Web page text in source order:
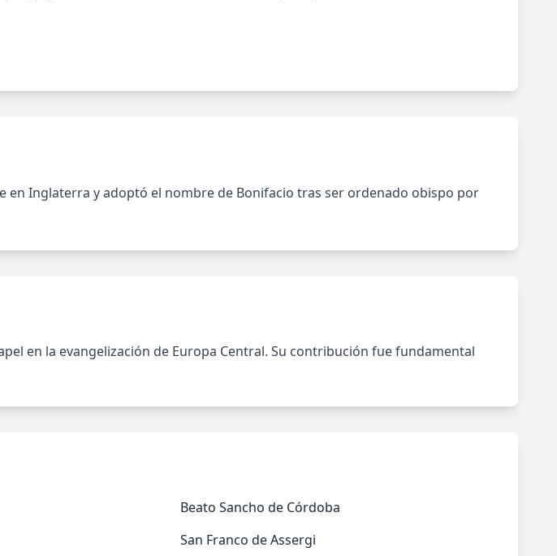
en Inglaterra y adoptó el nombre de Bonifacio tras ser ordenado obispo por
en la evangelización de Europa Central. Su contribución fue fundamental
Beato Sancho de Córdoba
San Franco de Assergi